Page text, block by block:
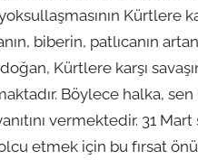
yoksullaşmasının
biberin, patlıcanın
Kürtlere karşı
Böylece halka,
vermektedir. 31
etmek için bu fırsat